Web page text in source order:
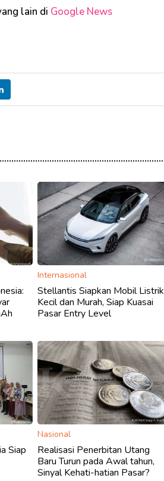
lain di Google News
Internasional
Stellantis Siapkan Mobil Listrik
Kecil dan Murah, Siap Kuasai
Pasar Entry Level
Siap
Nasional
Realisasi Penerbitan Utang
Baru Turun pada Awal tahun,
Sinyal Kehati-hatian Pasar?